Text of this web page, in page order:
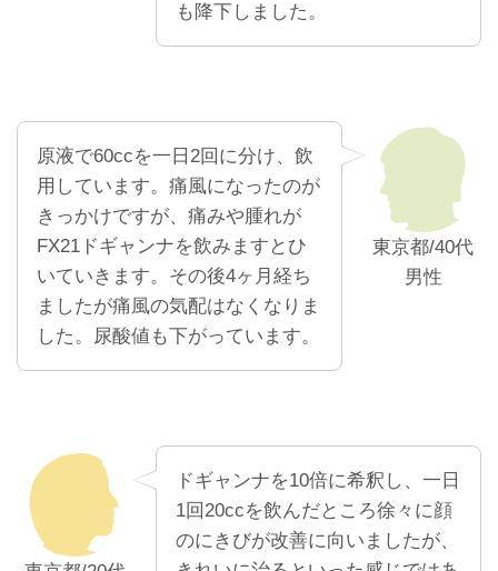
も降下しました。
東京都/40代
男性
原液で60ccを一日2回に分け、飲
用しています。痛風になったのが
きっかけですが、痛みや腫れが
FX21ドギャンナを飲みますとひ
いていきます。その後4ヶ月経ち
ましたが痛風の気配はなくなりま
した。尿酸値も下がっています。
ドギャンナを10倍に希釈し、一日
1回20ccを飲んだところ徐々に顔
のにきびが改善に向いましたが、